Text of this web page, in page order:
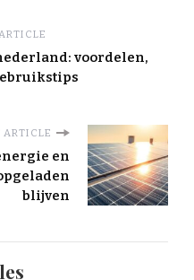
voordelen,
ARTICLE
en
blijven